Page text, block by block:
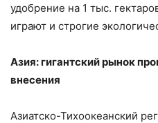
удобрение на 1 тыс.
играют и строгие
Азия: гигантский рынок
внесения
Азиатско-Тихоокеанский